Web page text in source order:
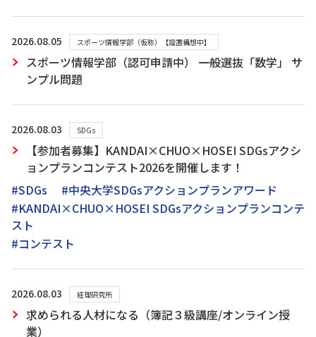
2026.08.05 スポーツ情報学部（仮称）【設置構想中】
スポーツ情報学部（認可申請中） 一般選抜「数学」 サ
ンプル問題
2026.08.03 SDGs
【参加者募集】KANDAI×CHUO×HOSEI SDGsアクシ
ョンプランコンテスト2026を開催します！
#SDGs
#中央大学SDGsアクションプランアワード
#KANDAI×CHUO×HOSEI SDGsアクションプランコンテ
スト
#コンテスト
2026.08.03 経理研究所
求められる人材になる（簿記３級講座/オンライン授
業）